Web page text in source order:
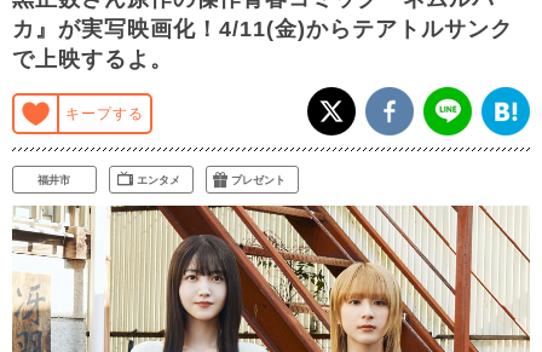
カ』が実写映画化！4/11(金)からテアトルサンク
で上映するよ。
キープする
福井市 エンタメ プレゼント